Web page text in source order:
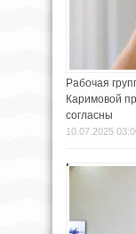
Рабочая
Каримовой
согласны
10.07.2025